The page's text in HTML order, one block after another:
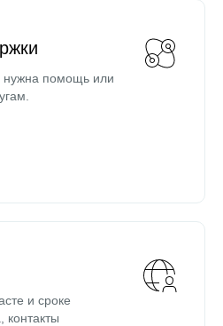
помощь или
и сроке
контакты